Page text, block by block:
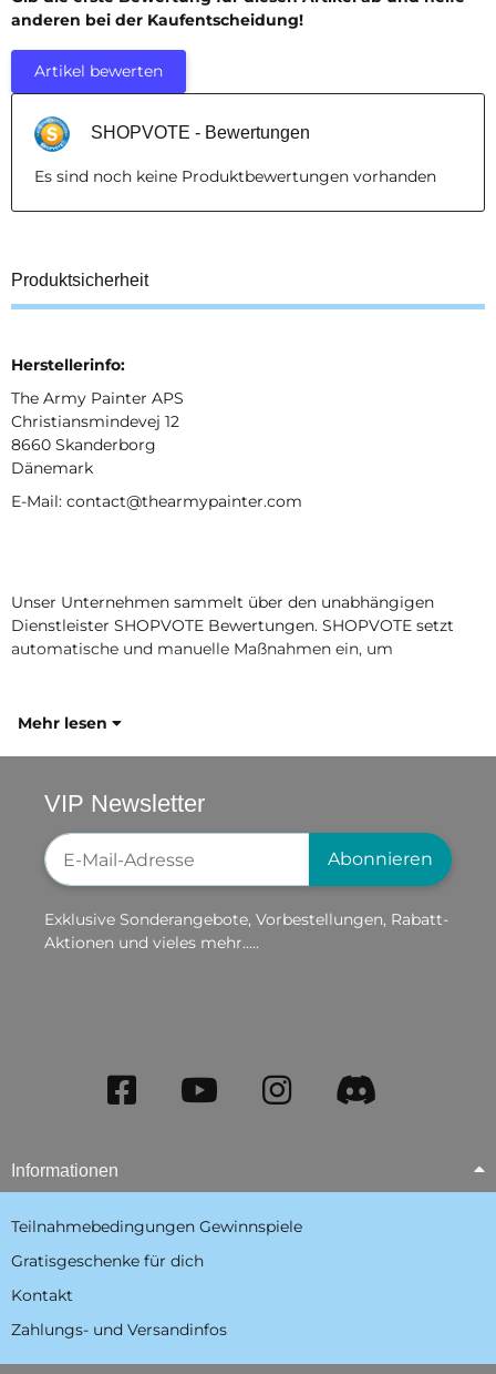
anderen bei der Kaufentscheidung!
Artikel bewerten
SHOPVOTE - Bewertungen
Es sind noch keine Produktbewertungen vorhanden
Produktsicherheit
Herstellerinfo:
The Army Painter APS
Christiansmindevej 12
8660 Skanderborg
Dänemark
E-Mail: contact@thearmypainter.com
Unser Unternehmen sammelt über den unabhängigen
Dienstleister SHOPVOTE Bewertungen. SHOPVOTE setzt
automatische und manuelle Maßnahmen ein, um
Mehr lesen
VIP Newsletter
Newsletter-Registrierung
Abonnieren
Exklusive Sonderangebote, Vorbestellungen, Rabatt-
Aktionen und vieles mehr.....
Informationen
Teilnahmebedingungen Gewinnspiele
Gratisgeschenke für dich
Kontakt
Zahlungs- und Versandinfos